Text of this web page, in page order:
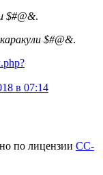
$#@&.
$#@&.
в 07:14
по лицензии CC-